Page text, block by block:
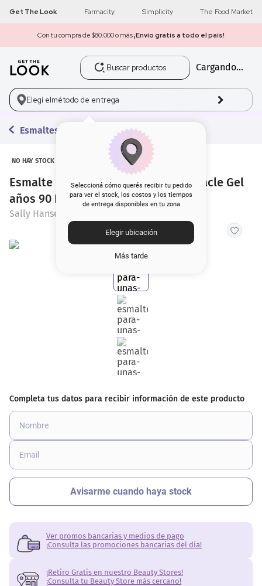
Get The Look Farmacity Simplicity The Food Market
Con tu compra de $80.000 o más¡Envío gratis a todo el país!
Buscar productos
Cargando...
Elegí elmétodo de entrega
Seleccioná cómo querés recibir tu pedido
para ver el stock, los costos y los tiempos
de entrega disponibles en tu zona
Elegir ubicación
Más tarde
Esmaltes
NO HAY STOCK
Esmalte para Uñas Sally Hansen Miracle Gel
años 90 Be Bright Back 892 x 14,7 ml
Sally Hansen
Ver promos bancarias y medios de pago
¡Consulta las promociones bancarias del día!
¡Retiro Gratis en nuestro Beauty Stores!
¡Consulta tu Beauty Store más cercano!
1 get the look
2 máscara pestañas
3.
5. corrector